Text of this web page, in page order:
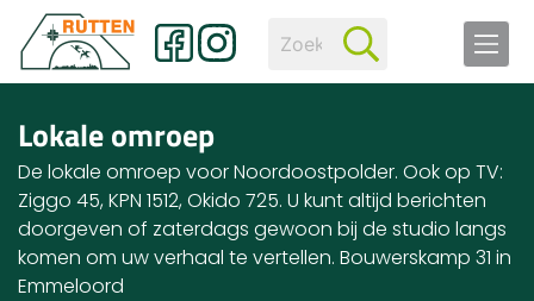
Lokale omroep
De lokale omroep voor Noordoostpolder. Ook op TV:
Ziggo 45, KPN 1512, Okido 725. U kunt altijd berichten
doorgeven of zaterdags gewoon bij de studio langs
komen om uw verhaal te vertellen. Bouwerskamp 31 in
Emmeloord